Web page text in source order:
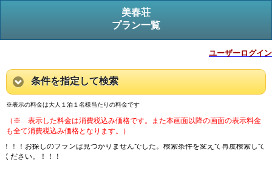
美春荘
プラン一覧
ユーザーログイン
条件を指定して検索
※表示の料金は大人１泊１名様当たりの料金です
（※ 表示した料金は消費税込み価格です。また本画面以降の画面の表示料金
も全て消費税込み価格となります。）
！！！お探しのプランは見つかりませんでした。検索条件を変えて再度検索して
ください。！！！